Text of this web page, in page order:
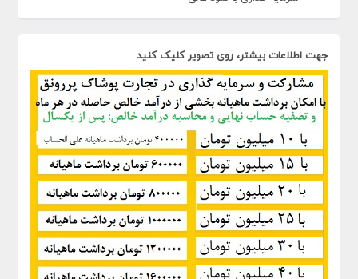
جهت اطلاعات بیشتر، روی تصویر کلیک کنید